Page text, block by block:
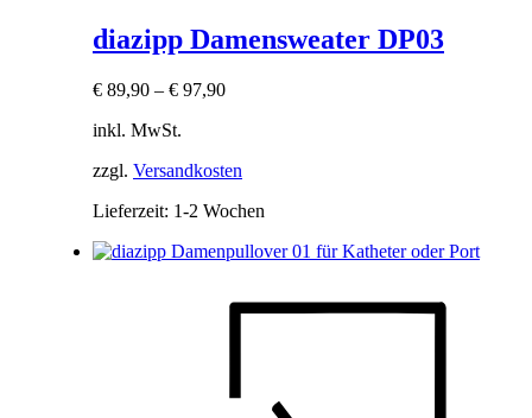
diazipp Damensweater DP03
€ 89,90 – € 97,90
inkl. MwSt.
zzgl. Versandkosten
Lieferzeit: 1-2 Wochen